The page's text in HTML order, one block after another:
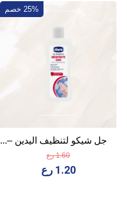
25% خصم
جل شيكو لتنظيف اليدين –...
1.60 رع
1.20 رع